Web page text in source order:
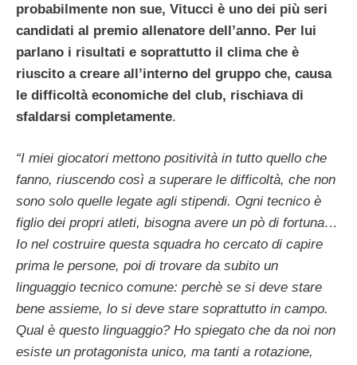
probabilmente non sue, Vitucci è uno dei più seri
candidati al premio allenatore dell’anno. Per lui
parlano i risultati e soprattutto il clima che è
riuscito a creare all’interno del gruppo che, causa
le difficoltà economiche del club, rischiava di
sfaldarsi completamente.
“I miei giocatori mettono positività in tutto quello che
fanno, riuscendo così a superare le difficoltà, che non
sono solo quelle legate agli stipendi. Ogni tecnico è
figlio dei propri atleti, bisogna avere un pò di fortuna…
Io nel costruire questa squadra ho cercato di capire
prima le persone, poi di trovare da subito un
linguaggio tecnico comune: perchè se si deve stare
bene assieme, lo si deve stare soprattutto in campo.
Qual è questo linguaggio? Ho spiegato che da noi non
esiste un protagonista unico, ma tanti a rotazione,